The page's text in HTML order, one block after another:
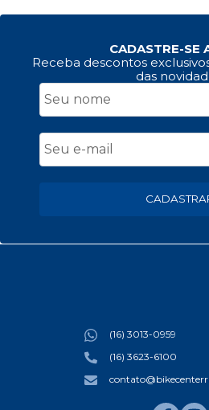
CADASTRE-SE
Receba descontos
das
(16) 3013-0959
(16) 3623-6100